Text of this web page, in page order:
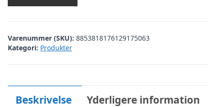
Varenummer (SKU): 8853818176129175063
Kategori: Produkter
Beskrivelse Yderligere information